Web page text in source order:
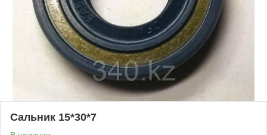
Сальник 15*30*7